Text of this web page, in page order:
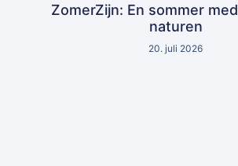
ZomerZijn: En sommer
naturen
20. juli 2026